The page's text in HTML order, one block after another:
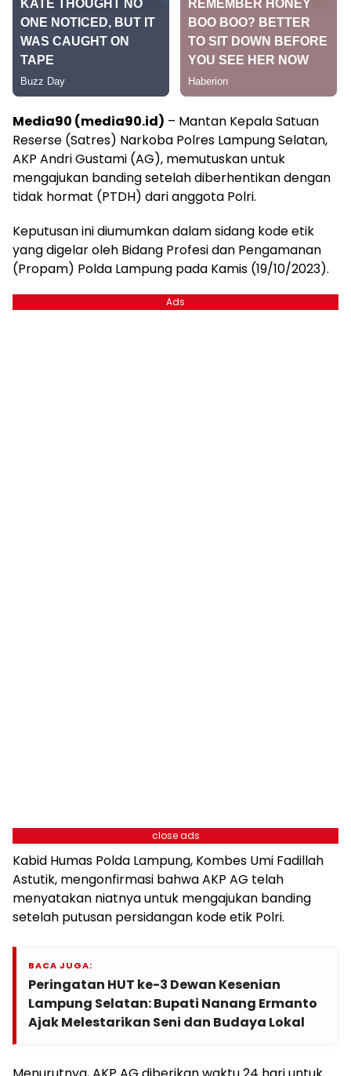
Media90 (media90.id) – Mantan Kepala Satuan
Reserse (Satres) Narkoba Polres Lampung Selatan,
AKP Andri Gustami (AG), memutuskan untuk
mengajukan banding setelah diberhentikan dengan
tidak hormat (PTDH) dari anggota Polri.
Keputusan ini diumumkan dalam sidang kode etik
yang digelar oleh Bidang Profesi dan Pengamanan
(Propam) Polda Lampung pada Kamis (19/10/2023).
Ads
close ads
Kabid Humas Polda Lampung, Kombes Umi Fadillah
Astutik, mengonfirmasi bahwa AKP AG telah
menyatakan niatnya untuk mengajukan banding
setelah putusan persidangan kode etik Polri.
BACA JUGA:
Peringatan HUT ke-3 Dewan Kesenian
Lampung Selatan: Bupati Nanang Ermanto
Ajak Melestarikan Seni dan Budaya Lokal